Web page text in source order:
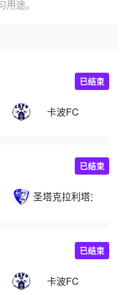
途。
卡波FC
已结束
圣塔克拉利塔女足
已结束
卡波FC
已结束